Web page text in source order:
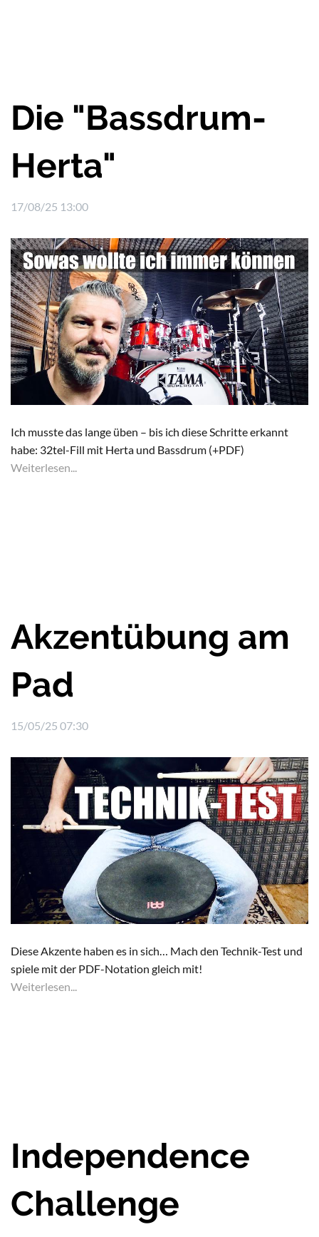
Die "Bassdrum-
Herta"
17/08/25 13:00
Ich musste das lange üben – bis ich diese Schritte erkannt
habe: 32tel-Fill mit Herta und Bassdrum (+PDF)
Weiterlesen...
Akzentübung am
Pad
15/05/25 07:30
Diese Akzente haben es in sich… Mach den Technik-Test und
spiele mit der PDF-Notation gleich mit!
Weiterlesen...
Independence
Challenge